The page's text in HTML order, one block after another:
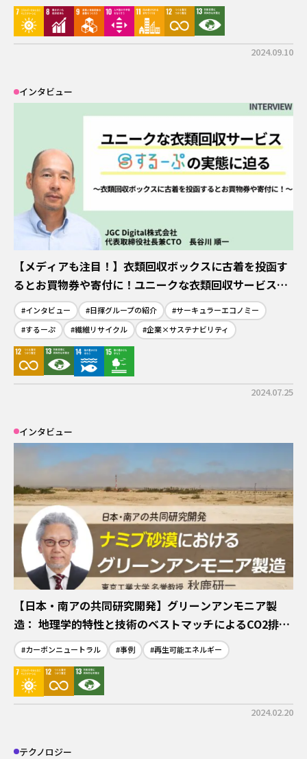
A-MIS
Coresafety
グループ会社サイト｜
日揮触媒化成株式会社
日揮ユニバーサル株式会社
日揮商事株式会社
日本エヌ・ユー・エス株式会社
日本ファインセラミックス株式会社
日揮ビジネスサービス株式会社
青森日揮プランテック株式会社
株式会社プラントエンジニアリング盛岡
日揮パラレルテクノロジーズ
日揮みらい投資事業有限責任組合
かもめミライ水産株式会社
株式会社オルガノイドファーム
ブラウンリバース株式会社
JGC Digital株式会社
株式会社RePEaT
株式会社コンクルー
2024.09.10
インタビュー
【メディアも注目！】衣類回収ボックスに古着を投函す
るとお買物券や寄付に！ユニークな衣類回収サービス
「するーぷ」の実態に迫る
#インタビュー #日揮グループの紹介
#サーキュラーエコノミー
#するーぷ
#繊維リサイクル #企業×サステナビリティ
2024.07.25
インタビュー
【日本・南アの共同研究開発】グリーンアンモニア製
造： 地理学的特性と技術のベストマッチによるCO2排出
ゼロへ向けて
#カーボンニュートラル #事例 #再生可能エネルギー
2024.02.20
テクノロジー